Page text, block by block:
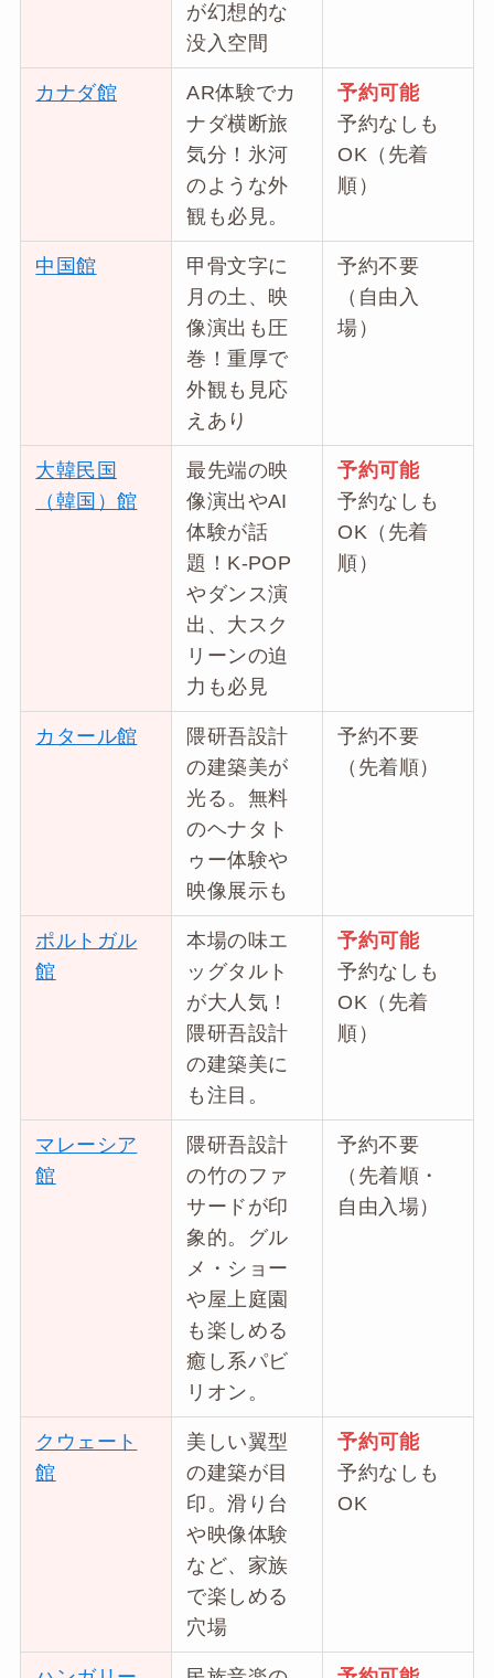
が幻想的な
没入空間
カナダ館
AR体験でカ
ナダ横断旅
気分！氷河
のような外
観も必見。
予約可能
予約なしも
OK（先着
順）
中国館
甲骨文字に
月の土、映
像演出も圧
巻！重厚で
外観も見応
えあり
予約不要
（自由入
場）
大韓民国
（韓国）館
最先端の映
像演出やAI
体験が話
題！K-POP
やダンス演
出、大スク
リーンの迫
力も必見
予約可能
予約なしも
OK（先着
順）
カタール館
隈研吾設計
の建築美が
光る。無料
のヘナタト
ゥー体験や
映像展示も
予約不要
（先着順）
ポルトガル
館
本場の味エ
ッグタルト
が大人気！
隈研吾設計
の建築美に
も注目。
予約可能
予約なしも
OK（先着
順）
マレーシア
館
隈研吾設計
の竹のファ
サードが印
象的。グル
メ・ショー
や屋上庭園
も楽しめる
癒し系パビ
リオン。
予約不要
（先着順・
自由入場）
クウェート
館
美しい翼型
の建築が目
印。滑り台
や映像体験
など、家族
で楽しめる
穴場
予約可能
予約なしも
OK